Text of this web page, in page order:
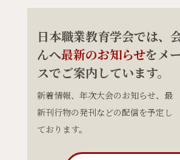
日本職業教育学会では、
んへ最新のお知らせをメ
スでご案内しています。
新着情報、年次大会のお知らせ、最
新刊行物の発刊などの配信を予定し
ております。